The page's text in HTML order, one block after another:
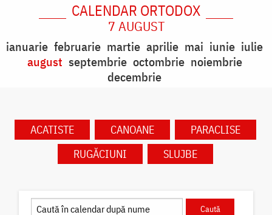
CALENDAR ORTODOX
7 AUGUST
ianuarie februarie martie aprilie mai iunie iulie
august septembrie octombrie noiembrie
decembrie
ACATISTE CANOANE
PARACLISE
RUGĂCIUNI
SLUJBE